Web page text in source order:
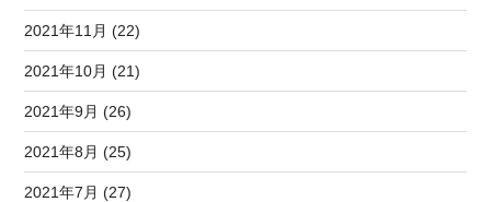
2021年11月 (22)
2021年10月 (21)
2021年9月 (26)
2021年8月 (25)
2021年7月 (27)